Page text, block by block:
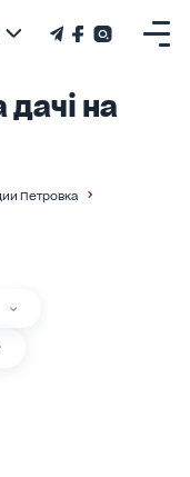
на
Петровка